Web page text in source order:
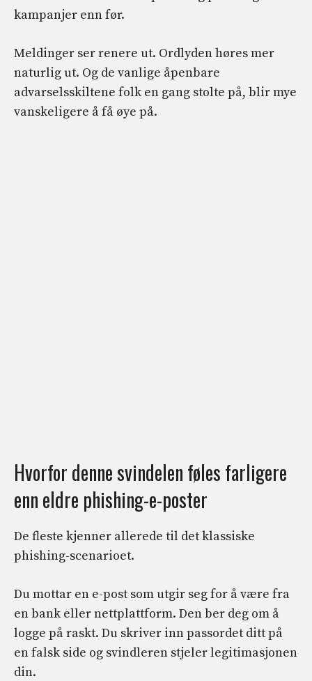
kampanjer enn før.
Meldinger ser renere ut. Ordlyden høres mer
naturlig ut. Og de vanlige åpenbare
advarselsskiltene folk en gang stolte på, blir mye
vanskeligere å få øye på.
Hvorfor denne svindelen føles farligere
enn eldre phishing-e-poster
De fleste kjenner allerede til det klassiske
phishing-scenarioet.
Du mottar en e-post som utgir seg for å være fra
en bank eller nettplattform. Den ber deg om å
logge på raskt. Du skriver inn passordet ditt på
en falsk side og svindleren stjeler legitimasjonen
din.